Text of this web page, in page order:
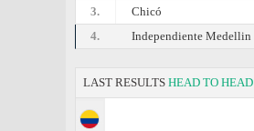
3.
Chicó
4.
Independiente Medellin
LAST RESULTS HEAD TO HEAD